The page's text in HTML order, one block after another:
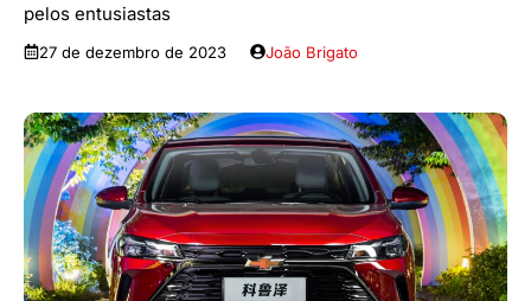
pelos entusiastas
27 de dezembro de 2023 João Brigato